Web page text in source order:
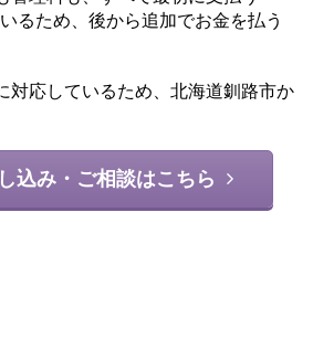
るため、後から追加でお金を払う
対応しているため、北海道釧路市か
込み・ご相談はこちら